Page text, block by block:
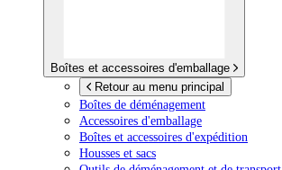
Boîtes et accessoires d'emballage
Retour au menu principal
Boîtes de déménagement
Accessoires d'emballage
Boîtes et accessoires d'expédition
Housses et sacs